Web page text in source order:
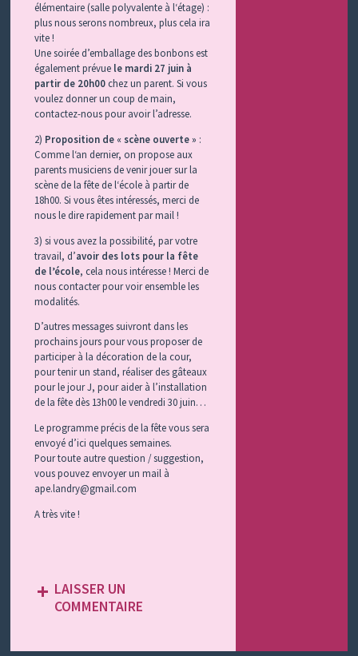
élémentaire (salle polyvalente à l‘étage) :
plus nous serons nombreux, plus cela ira
vite !
Une soirée d’emballage des bonbons est
également prévuele mardi 27 juin à
partir de 20h00chez un parent. Si vous
voulez donner un coup de main,
contactez-nous pour avoir l’adresse.
2) Proposition de « scène ouverte » :
Comme l‘an dernier, on propose aux
parents musiciens de venir jouer sur la
scène de la fête de l‘école à partir de
18h00. Si vous êtes intéressés, merci de
nous le dire rapidement par mail !
3) si vous avez la possibilité, par votre
travail, d’avoir des lots pour la fête
de l’école, cela nous intéresse ! Merci de
nous contacter pour voir ensemble les
modalités.
D’autres messages suivront dans les
prochains jours pour vous proposer de
participer à la décoration de la cour,
pour tenir un stand, réaliser des gâteaux
pour le jour J, pour aider à l’installation
de la fête dès 13h00 le vendredi 30 juin…
Le programme précis de la fête vous sera
envoyé d’ici quelques semaines.
Pour toute autre question / suggestion,
vous pouvez envoyer un mail à
ape.landry@gmail.com
A très vite !
LAISSER UN
COMMENTAIRE